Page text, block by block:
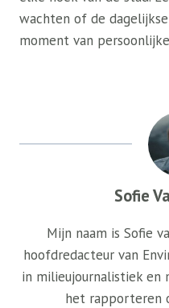
wachten of de
moment van
Sofie
Mijn naam is Sofie
hoofdredacteur van
in milieujournalistiek en
het rapporteren